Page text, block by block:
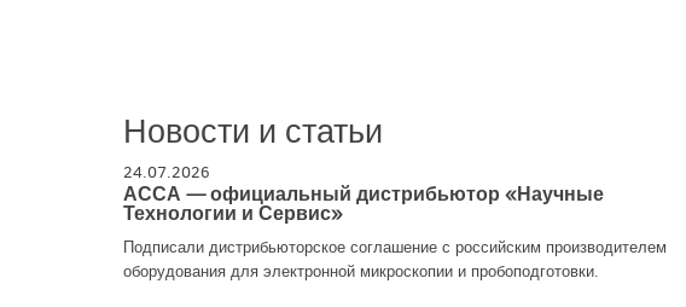
Новости и статьи
24.07.2026
АССА — официальный дистрибьютор «Научные
Технологии и Сервис»
Подписали дистрибьюторское соглашение с российским производителем
оборудования для электронной микроскопии и пробоподготовки.